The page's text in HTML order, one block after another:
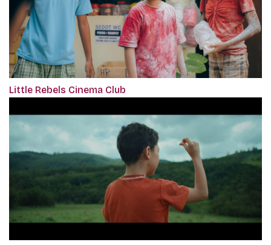
Little Rebels Cinema Club